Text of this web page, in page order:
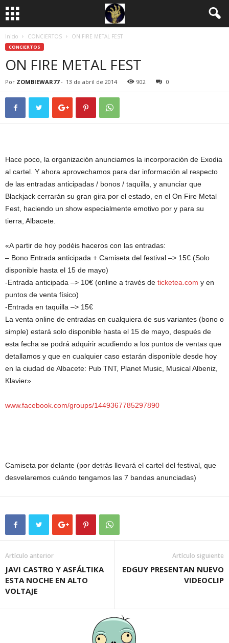
Inicio CONCIERTOS ON FIRE METAL FEST
CONCIERTOS
ON FIRE METAL FEST
Por ZOMBIEWAR77- 13 de abril de 2014 902 0
Hace poco, la organización anunciamos la incorporación de Exodia
al cartel. Y ahora aprovechamos para dar información al respecto
de las entradas anticipadas / bonos / taquilla, y anunciar que
Blackjack cerrarán su gran gira por el estado, en el On Fire Metal
Fest, haciendo un show especialmente emotivo por y para su
tierra, Albacete.
«A partir de hoy podéis haceros con las entradas:
– Bono Entrada anticipada + Camiseta del festival –> 15€ (Solo
disponible hasta el 15 de mayo)
-Entrada anticipada –> 10€ (online a través de ticketea.com y en
puntos de venta físico)
-Entrada en taquilla –> 15€
La venta online de entradas en cualquiera de sus variantes (bono o
simple) estará solo disponible hasta el 15 de mayo, después de
esta fecha se podrá adquirir acudiendo a los puntos de ventas que
detallamos y que en cualquier caso estarán disponible desde hoy
en la ciudad de Albacete: Pub TNT, Planet Music, Musical Albeniz,
Klavier»
www.facebook.com/groups/1449367785297890
Camiseta por delante (por detrás llevará el cartel del festival, que
desvelaremos cuándo tengamos las 7 bandas anunciadas)
Artículo anterior
JAVI CASTRO Y ASFÁLTIKA
ESTA NOCHE EN ALTO
VOLTAJE
Artículo siguiente
EDGUY PRESENTAN NUEVO
VIDEOCLIP